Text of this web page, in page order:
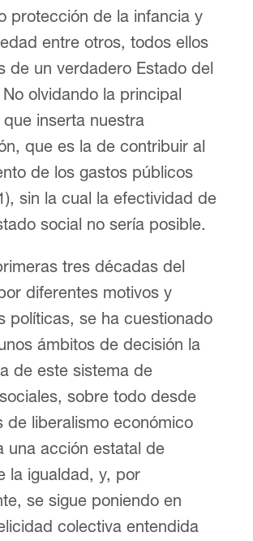
protección de la infancia y
entre otros, todos ellos
de un verdadero Estado del
olvidando la principal
inserta nuestra
que es la de contribuir al
de los gastos públicos
sin la cual la efectividad de
social no sería posible.
tres décadas del
diferentes motivos y
políticas, se ha cuestionado
ámbitos de decisión la
de este sistema de
sobre todo desde
de liberalismo económico
una acción estatal de
la igualdad, y, por
se sigue poniendo en
colectiva entendida